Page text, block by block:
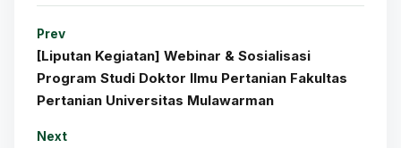
Prev
[Liputan Kegiatan] Webinar & Sosialisasi
Program Studi Doktor Ilmu Pertanian Fakultas
Pertanian Universitas Mulawarman
Next